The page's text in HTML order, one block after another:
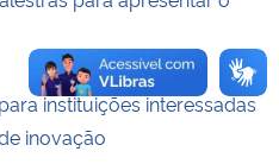
instituições interessadas
inovação